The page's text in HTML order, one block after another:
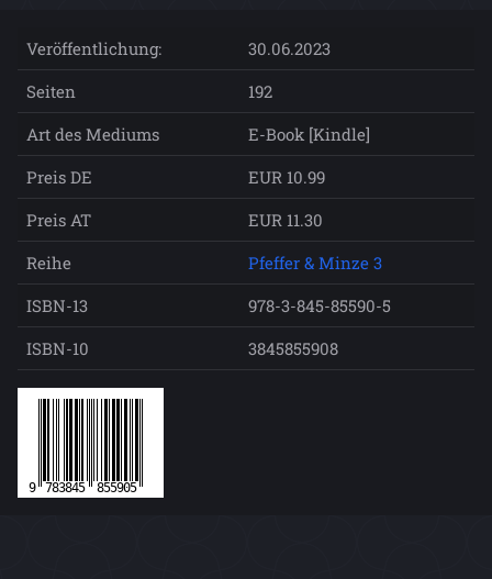
Veröffentlichung:
30.06.2023
Seiten
192
Art des Mediums
E-Book [Kindle]
Preis DE
EUR 10.99
Preis AT
EUR 11.30
Reihe
Pfeffer & Minze 3
ISBN-13
978-3-845-85590-5
ISBN-10
3845855908